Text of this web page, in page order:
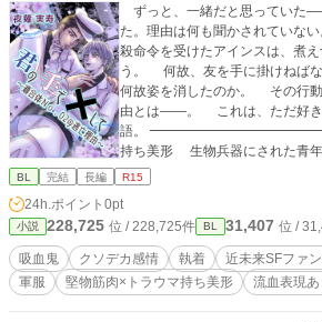
ずっと、一緒だと思っていた――。 永年の相棒が
た。理由は何も聞かされていな
殺命令を受けたアインスは、煮
う。 何故、友を手に掛けねば
何故姿を消したのか。 その行
由とは――。 これは、ただ好きな人に✕‬されたいだけの物
語。 ━━━━━━━━━━━━━━━ 堅物筋肉×トラウマ
持ち美形 生物兵器にされた青
いを慈しみ合い、いつしか特別
ら、後半が解答編。 BLみが出
・近未来SFファンタジーBL ・流
展開有り ・表紙は自作(アイビスペイ
約7万5千字。
BL 完結 長編 R15
24h.ポイント 0pt
小説 228,725 位 / 228,725件 BL 31,407 位 /
吸血鬼 クソデカ感情 執着 近未来SFファ
軍服
堅物筋肉×トラウマ持ち美形 流血表現あ